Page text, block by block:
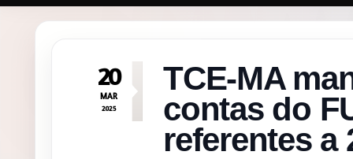
20
MAR
2025
TCE-MA
contas do
referentes a